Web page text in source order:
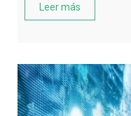
Leer más